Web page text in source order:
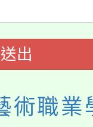
送出
術職業